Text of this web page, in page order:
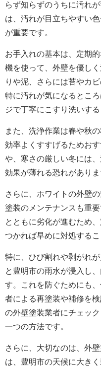
らず知らずのうちに汚れ
は、汚れが目立ちやすい
が重要です。
お手入れの基本は、定期
機を使って、外壁を優し
りや泥、さらには苔やカ
特に汚れが気になるとこ
ジで丁寧にこすり洗いする
また、洗浄作業は春や秋
効率よくすすげるためお
や、寒さの厳しい冬には
効果が薄れる恐れがありま
さらに、ホワイトの外壁
塗装のメンテナンスも重
とともに劣化が進むため
つかれば早めに対処するこ
特に、ひび割れや剥がれ
と豊明市の雨水が浸入し
す。これを防ぐためにも
者による再塗装や補修を
の外壁塗装業者にチェッ
一つの方法です。
さらに、大切なのは、 外
は、豊明市の天候に大き